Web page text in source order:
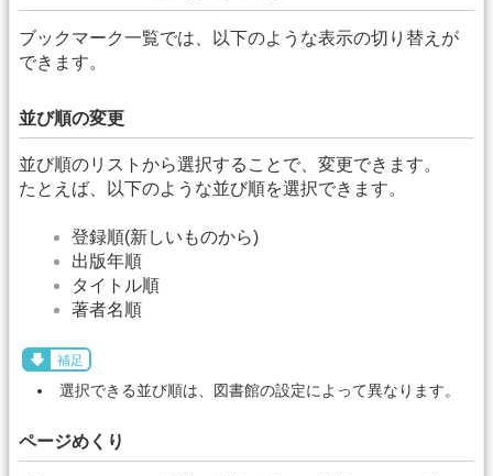
ブックマーク一覧では、以下のような表示の切り替えが
できます。
並び順の変更
並び順のリストから選択することで、変更できます。
たとえば、以下のような並び順を選択できます。
登録順(新しいものから)
出版年順
タイトル順
著者名順
補足
選択できる並び順は、図書館の設定によって異なります。
ページめくり